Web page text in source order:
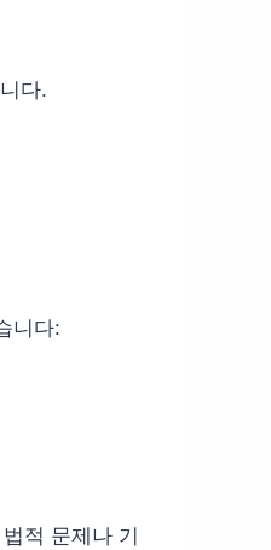
다.
니다:
적 문제나 기